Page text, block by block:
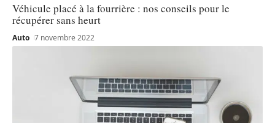
Véhicule placé à la fourrière : nos conseils pour le
récupérer sans heurt
Auto 7 novembre 2022